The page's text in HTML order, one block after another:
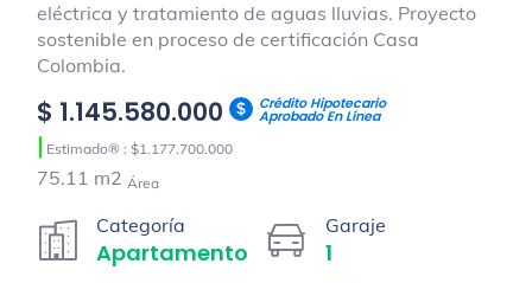
eléctrica y tratamiento de aguas lluvias. Proyecto
sostenible en proceso de certificación Casa
Colombia.
$ 1.145.580.000 Crédito Hipotecario
Aprobado En Línea
| Estimado® : $1.177.700.000
75.11 m2 Área
Categoría
Apartamento
Garaje
1